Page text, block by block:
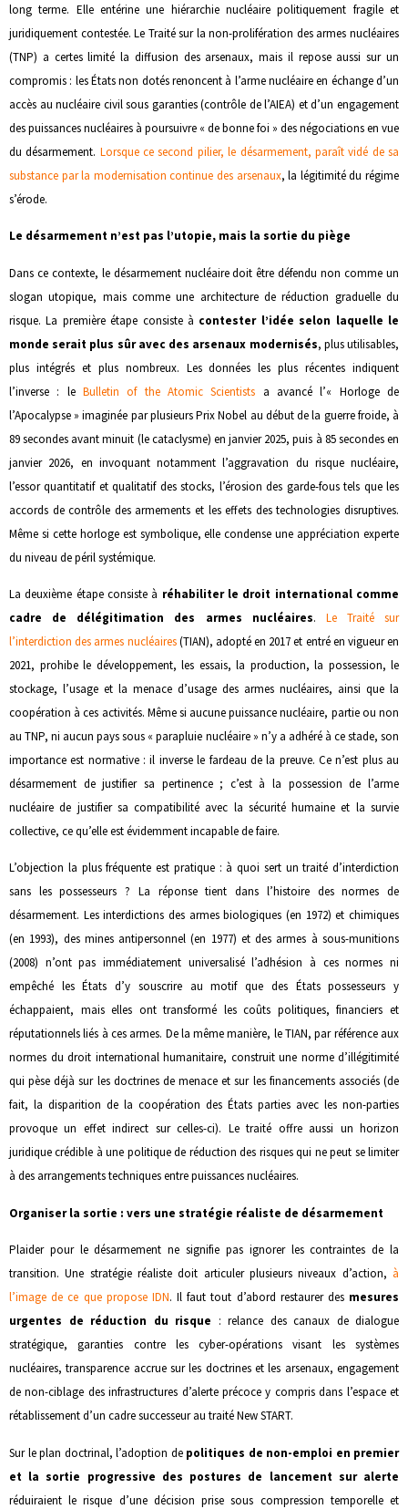
long terme. Elle entérine une hiérarchie nucléaire politiquement fragile et
juridiquement contestée. Le Traité sur la non-prolifération des armes nucléaires
(TNP) a certes limité la diffusion des arsenaux, mais il repose aussi sur un
compromis : les États non dotés renoncent à l’arme nucléaire en échange d’un
accès au nucléaire civil sous garanties (contrôle de l’AIEA) et d’un engagement
des puissances nucléaires à poursuivre « de bonne foi » des négociations en vue
du désarmement. Lorsque ce second pilier, le désarmement, paraît vidé de sa
substance par la modernisation continue des arsenaux, la légitimité du régime
s’érode.
Le désarmement n’est pas l’utopie, mais la sortie du piège
Dans ce contexte, le désarmement nucléaire doit être défendu non comme un
slogan utopique, mais comme une architecture de réduction graduelle du
risque. La première étape consiste à contester l’idée selon laquelle le
monde serait plus sûr avec des arsenaux modernisés, plus utilisables,
plus intégrés et plus nombreux. Les données les plus récentes indiquent
l’inverse : le Bulletin of the Atomic Scientists a avancé l’« Horloge de
l’Apocalypse » imaginée par plusieurs Prix Nobel au début de la guerre froide, à
89 secondes avant minuit (le cataclysme) en janvier 2025, puis à 85 secondes en
janvier 2026, en invoquant notamment l’aggravation du risque nucléaire,
l’essor quantitatif et qualitatif des stocks, l’érosion des garde-fous tels que les
accords de contrôle des armements et les effets des technologies disruptives.
Même si cette horloge est symbolique, elle condense une appréciation experte
du niveau de péril systémique.
La deuxième étape consiste à réhabiliter le droit international comme
cadre de délégitimation des armes nucléaires. Le Traité sur
l’interdiction des armes nucléaires(TIAN), adopté en 2017 et entré en vigueur en
2021, prohibe le développement, les essais, la production, la possession, le
stockage, l’usage et la menace d’usage des armes nucléaires, ainsi que la
coopération à ces activités. Même si aucune puissance nucléaire, partie ou non
au TNP, ni aucun pays sous « parapluie nucléaire » n’y a adhéré à ce stade, son
importance est normative : il inverse le fardeau de la preuve. Ce n’est plus au
désarmement de justifier sa pertinence ; c’est à la possession de l’arme
nucléaire de justifier sa compatibilité avec la sécurité humaine et la survie
collective, ce qu’elle est évidemment incapable de faire.
L’objection la plus fréquente est pratique : à quoi sert un traité d’interdiction
sans les possesseurs ? La réponse tient dans l’histoire des normes de
désarmement. Les interdictions des armes biologiques (en 1972) et chimiques
(en 1993), des mines antipersonnel (en 1977) et des armes à sous-munitions
(2008) n’ont pas immédiatement universalisé l’adhésion à ces normes ni
empêché les États d’y souscrire au motif que des États possesseurs y
échappaient, mais elles ont transformé les coûts politiques, financiers et
réputationnels liés à ces armes. De la même manière, le TIAN, par référence aux
normes du droit international humanitaire, construit une norme d’illégitimité
qui pèse déjà sur les doctrines de menace et sur les financements associés (de
fait, la disparition de la coopération des États parties avec les non-parties
provoque un effet indirect sur celles-ci). Le traité offre aussi un horizon
juridique crédible à une politique de réduction des risques qui ne peut se limiter
à des arrangements techniques entre puissances nucléaires.
Organiser la sortie : vers une stratégie réaliste de désarmement
Plaider pour le désarmement ne signifie pas ignorer les contraintes de la
transition. Une stratégie réaliste doit articuler plusieurs niveaux d’action, à
l’image de ce que propose IDN. Il faut tout d’abord restaurer des mesures
urgentes de réduction du risque : relance des canaux de dialogue
stratégique, garanties contre les cyber-opérations visant les systèmes
nucléaires, transparence accrue sur les doctrines et les arsenaux, engagement
de non-ciblage des infrastructures d’alerte précoce y compris dans l’espace et
rétablissement d’un cadre successeur au traité New START.
Sur le plan doctrinal, l’adoption de politiques de non-emploi en premier
et la sortie progressive des postures de lancement sur alerte
réduiraient le risque d’une décision prise sous compression temporelle et